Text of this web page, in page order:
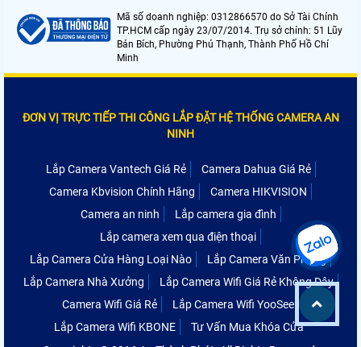
Mã số doanh nghiệp: 0312866570 do Sở Tài Chính
TP.HCM cấp ngày 23/07/2014. Trụ sở chính: 51 Lũy
Bán Bích, Phường Phú Thạnh, Thành Phố Hồ Chí
Minh
ĐƠN VỊ TRỰC TIẾP THI CÔNG LẮP ĐẶT HỆ THỐNG CAMERA AN
NINH
Lắp Camera Vantech Giá Rẻ
Camera Dahua Giá Rẻ
Camera Kbvision Chính Hãng
Camera HIKVISION
Camera an ninh
Lắp camera gia đình
Lắp camera xem qua điện thoại
Lắp Camera Cửa Hàng Loại Nào
Lắp Camera Văn Phòng
Lắp Camera Nhà Xưởng
Lắp Camera Wifi Giá Rẻ Không Dây
Camera Wifi Giá Rẻ
Lắp Camera Wifi YooSee
Lắp Camera Wifi KBONE
Tư Vấn Mua Khóa Cửa